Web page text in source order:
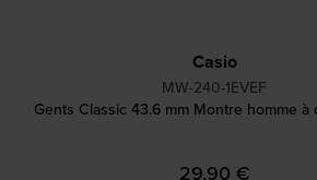
Casio
MW-240-1EVEF
Gents Classic 43.6 mm Montre homme à
29,90 €